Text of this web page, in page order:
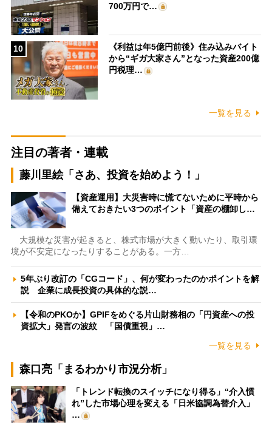
700万円で…
10
《利益は年5億円前後》住み込みバイト
から“ギガ大家さん”となった資産200億
円税理…
一覧を見る
注目の著者・連載
藤川里絵「さあ、投資を始めよう！」
【資産運用】大災害時に慌てないために平時から
備えておきたい3つのポイント「資産の棚卸し…
大規模な災害が起きると、株式市場が大きく動いたり、取引環
境が不安定になったりすることがある。一方…
5年ぶり改訂の「CGコード」、何が変わったのかポイントを解
説 企業に成長投資の具体的な説…
【令和のPKOか】GPIFをめぐる片山財務相の「円資産への投
資拡大」発言の波紋 「国債重視」…
一覧を見る
森口亮「まるわかり市況分析」
「トレンド転換のスイッチになり得る」“介入慣
れ”した市場心理を変える「日米協調為替介入」
…